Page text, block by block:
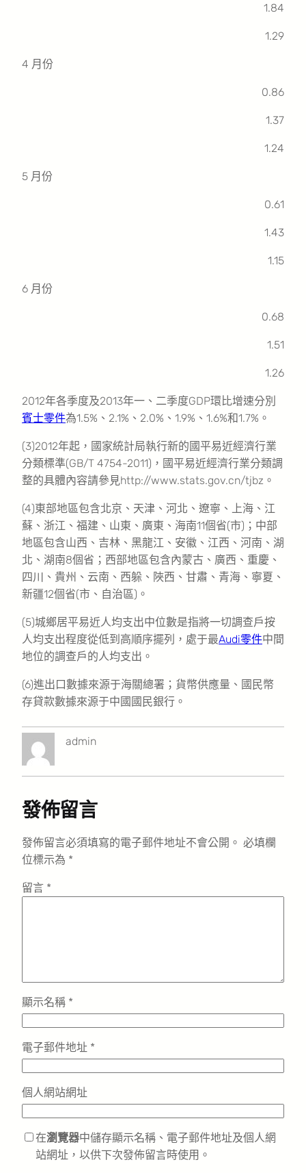
1.84
1.29
4 月份
0.86
1.37
1.24
5 月份
0.61
1.43
1.15
6 月份
0.68
1.51
1.26
2012年各季度及2013年一、二季度GDP環比增速分別
賓士零件為1.5%、2.1%、2.0%、1.9%、1.6%和1.7%。
(3)2012年起，國家統計局執行新的國平易近經濟行業
分類標準(GB/T 4754-2011)，國平易近經濟行業分類調
整的具體內容請參見http://www.stats.gov.cn/tjbz。
(4)東部地區包含北京、天津、河北、遼寧、上海、江
蘇、浙江、福建、山東、廣東、海南11個省(市)；中部
地區包含山西、吉林、黑龍江、安徽、江西、河南、湖
北、湖南8個省；西部地區包含內蒙古、廣西、重慶、
四川、貴州、云南、西躲、陜西、甘肅、青海、寧夏、
新疆12個省(市、自治區)。
(5)城鄉居平易近人均支出中位數是指將一切調查戶按
人均支出程度從低到高順序擺列，處于最Audi零件中間
地位的調查戶的人均支出。
(6)進出口數據來源于海關總署；貨幣供應量、國民幣
存貸款數據來源于中國國民銀行。
admin
發佈留言
發佈留言必須填寫的電子郵件地址不會公開。 必填欄
位標示為 *
留言 *
顯示名稱 *
電子郵件地址 *
個人網站網址
在瀏覽器中儲存顯示名稱、電子郵件地址及個人網
站網址，以供下次發佈留言時使用。